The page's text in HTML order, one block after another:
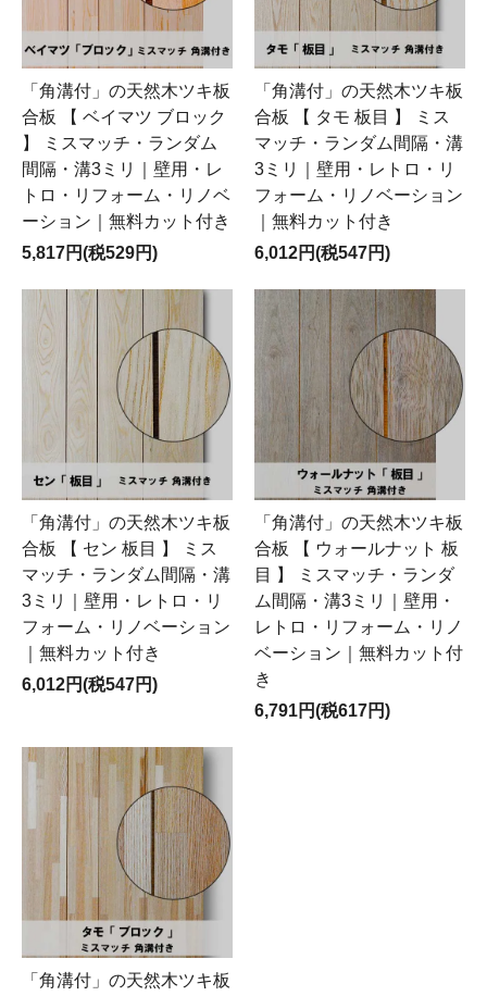
「角溝付」の天然木ツキ板
合板 【 ベイマツ ブロック
】 ミスマッチ・ランダム
間隔・溝3ミリ｜壁用・レ
トロ・リフォーム・リノベ
ーション｜無料カット付き
5,817円(税529円)
「角溝付」の天然木ツキ板
合板 【 タモ 板目 】 ミス
マッチ・ランダム間隔・溝
3ミリ｜壁用・レトロ・リ
フォーム・リノベーション
｜無料カット付き
6,012円(税547円)
「角溝付」の天然木ツキ板
合板 【 セン 板目 】 ミス
マッチ・ランダム間隔・溝
3ミリ｜壁用・レトロ・リ
フォーム・リノベーション
｜無料カット付き
6,012円(税547円)
「角溝付」の天然木ツキ板
合板 【 ウォールナット 板
目 】 ミスマッチ・ランダ
ム間隔・溝3ミリ｜壁用・
レトロ・リフォーム・リノ
ベーション｜無料カット付
き
6,791円(税617円)
「角溝付」の天然木ツキ板